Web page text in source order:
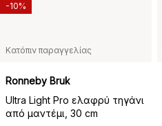
Κατόπιν παραγγελίας
Ronneby Bruk
Ultra Light Pro ελαφρύ τηγάνι
από μαντέμι, 30 cm
-10%